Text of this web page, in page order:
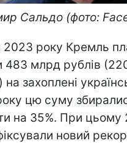
Сальдо (фото:
2023 року Кремль
483 млрд рублів
захоплені
цю суму
на 35%. При цьому
новий